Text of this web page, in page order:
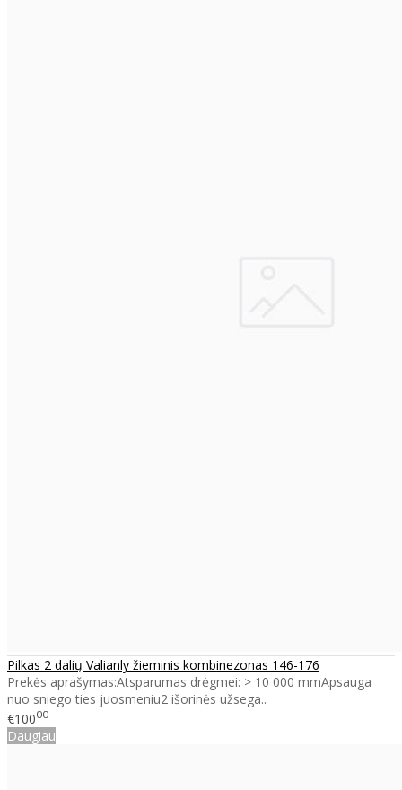
Pilkas 2 dalių Valianly žieminis kombinezonas 146-176
Prekės aprašymas:Atsparumas drėgmei: > 10 000 mmApsauga
nuo sniego ties juosmeniu2 išorinės užsega..
€10000
Daugiau